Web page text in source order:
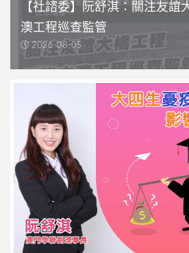
【社諮委】阮舒淇：關注友誼
澳工程巡查監管
2026-08-05